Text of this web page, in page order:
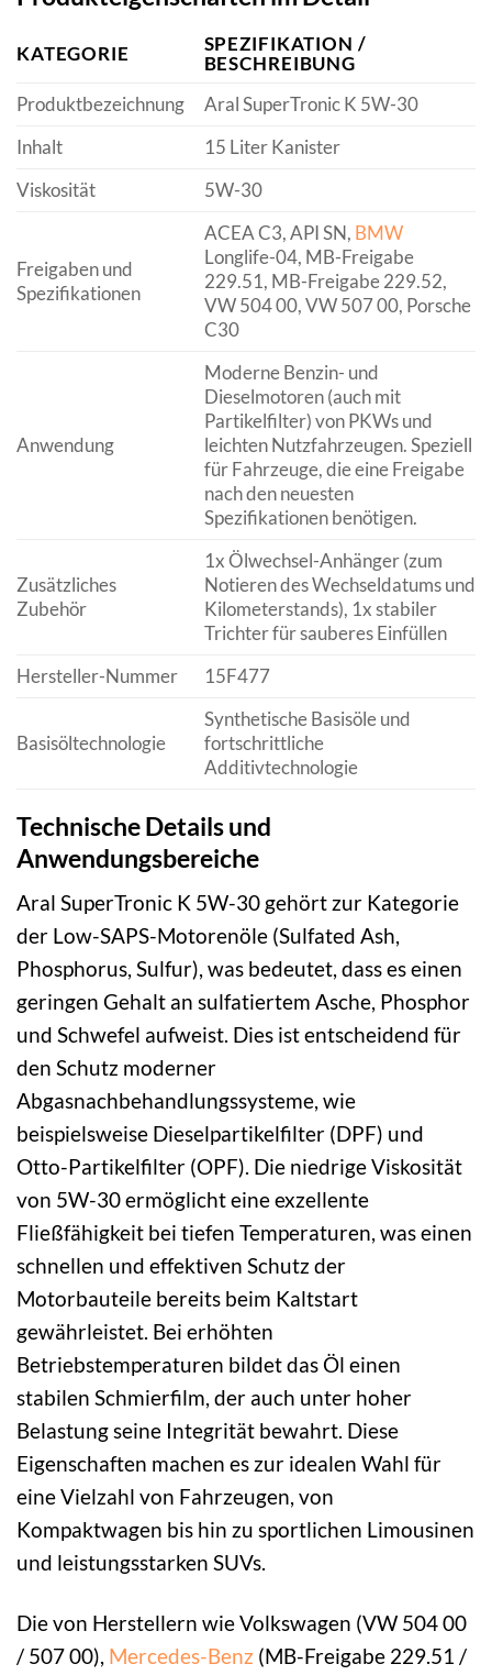
KATEGORIE
SPEZIFIKATION /
BESCHREIBUNG
Produktbezeichnung
Aral SuperTronic K 5W-30
Inhalt
15 Liter Kanister
Viskosität
5W-30
Freigaben und
Spezifikationen
ACEA C3, API SN, BMW
Longlife-04, MB-Freigabe
229.51, MB-Freigabe 229.52,
VW 504 00, VW 507 00, Porsche
C30
Anwendung
Moderne Benzin- und
Dieselmotoren (auch mit
Partikelfilter) von PKWs und
leichten Nutzfahrzeugen. Speziell
für Fahrzeuge, die eine Freigabe
nach den neuesten
Spezifikationen benötigen.
Zusätzliches
Zubehör
1x Ölwechsel-Anhänger (zum
Notieren des Wechseldatums und
Kilometerstands), 1x stabiler
Trichter für sauberes Einfüllen
Hersteller-Nummer
15F477
Basisöltechnologie
Synthetische Basisöle und
fortschrittliche
Additivtechnologie
Technische Details und
Anwendungsbereiche
Aral SuperTronic K 5W-30 gehört zur Kategorie
der Low-SAPS-Motorenöle (Sulfated Ash,
Phosphorus, Sulfur), was bedeutet, dass es einen
geringen Gehalt an sulfatiertem Asche, Phosphor
und Schwefel aufweist. Dies ist entscheidend für
den Schutz moderner
Abgasnachbehandlungssysteme, wie
beispielsweise Dieselpartikelfilter (DPF) und
Otto-Partikelfilter (OPF). Die niedrige Viskosität
von 5W-30 ermöglicht eine exzellente
Fließfähigkeit bei tiefen Temperaturen, was einen
schnellen und effektiven Schutz der
Motorbauteile bereits beim Kaltstart
gewährleistet. Bei erhöhten
Betriebstemperaturen bildet das Öl einen
stabilen Schmierfilm, der auch unter hoher
Belastung seine Integrität bewahrt. Diese
Eigenschaften machen es zur idealen Wahl für
eine Vielzahl von Fahrzeugen, von
Kompaktwagen bis hin zu sportlichen Limousinen
und leistungsstarken SUVs.
Die von Herstellern wie Volkswagen (VW 504 00
/ 507 00), Mercedes-Benz (MB-Freigabe 229.51 /